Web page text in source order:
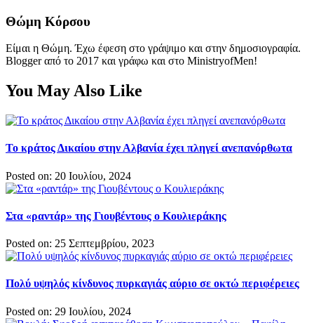
Θώμη Κόρσου
Είμαι η Θώμη. Έχω έφεση στο γράψιμο και στην δημοσιογραφία.
Blogger από το 2017 και γράφω και στο MinistryofMen!
You May Also Like
Το κράτος Δικαίου στην Αλβανία έχει πληγεί ανεπανόρθωτα
Posted on: 20 Ιουλίου, 2024
Στα «ραντάρ» της Γιουβέντους ο Κουλιεράκης
Posted on: 25 Σεπτεμβρίου, 2023
Πολύ υψηλός κίνδυνος πυρκαγιάς αύριο σε οκτώ περιφέρειες
Posted on: 29 Ιουλίου, 2024